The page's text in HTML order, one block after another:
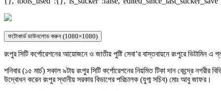
ফটোকার্ড ডাউনলোড করুন (1080×1080)
রংপুর সিটি কর্পোরেশনের আয়োজনে ও জাতীয় পুষ্টি সেবা’র বাস্তবায়নে রংপুরে ভিটামিন
শনিবার (১৫ মার্চ) সকাল ৯টায় রংপুর সিটি কর্পোরেশনের নিয়মিত টিকা দান কেন্দ্রে
উদ্বোধন করেন রংপুর স্থানীয় সরকার বিভাগের পরিচালক (যুগ্ম সচিব) মোঃ আবু জাফর।